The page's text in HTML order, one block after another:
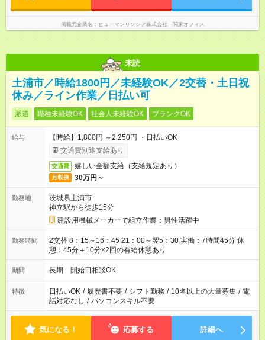
掲載元企業名 ヒューマンリソシア株式会社 関東オフィス
未読
土浦市／時給1800円／未経験OK／2交替・土日祝
休み／ライン作業／日払い可
派遣 職種未経験OK 社会人未経験OK ブランクOK
給与
【時給】1,800円 ～2,250円 ・日払いOK
交通費別途支給あり
交通費 嬉しい全額支給（支給規定あり）
月収例 30万円～
勤務地
茨城県土浦市
神立駅から徒歩15分
建設用機械メーカーで組立作業：男性活躍中
勤務時間
2交替 8：15～16：45 21：00～翌5：30 実働：7時間45分 休
憩：45分＋10分×2回の有給休憩あり
期間 長期 開始日相談OK
特徴 日払いOK / 履歴書不要 / シフト勤務 / 10名以上の大量募集 / 電
話対応なし / パソコンスキル不要
気になる！ 応募する 詳細へ